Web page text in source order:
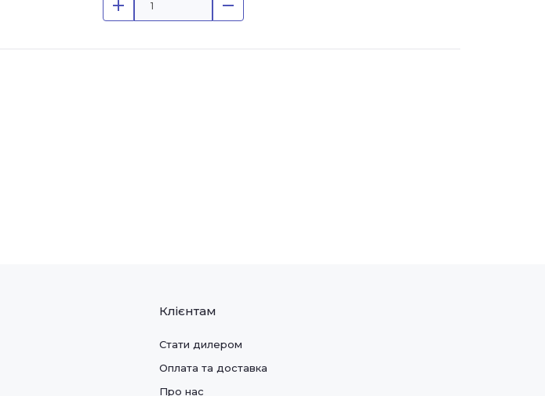
Клієнтам
Стати дилером
Оплата та доставка
Про нас